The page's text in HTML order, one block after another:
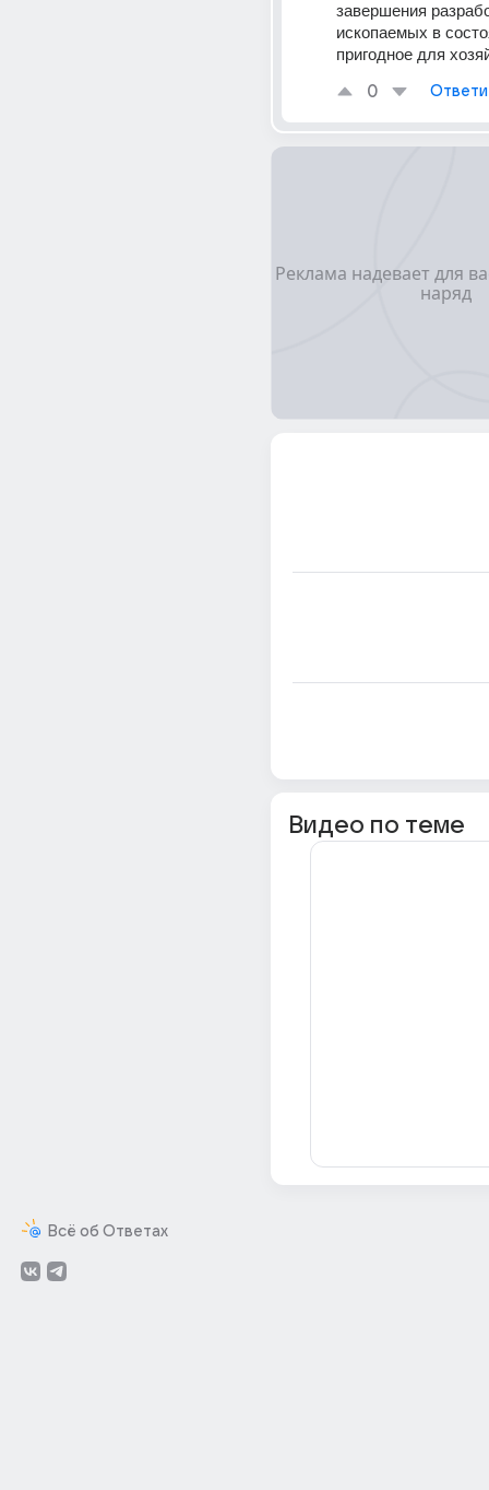
Всё об Ответах
завершения
ископаемых в
пригодное для
0
Видео по теме